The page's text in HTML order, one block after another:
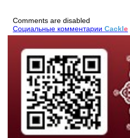
Comments are disabled
Социальные комментарии Cackle